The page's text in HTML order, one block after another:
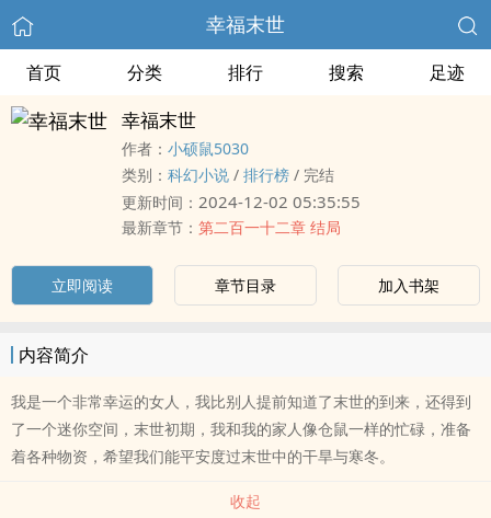
幸福末世
首页 分类 排行 搜索 足迹
幸福末世
作者： 小硕鼠5030
类别： 科幻小说 / 排行榜 / 完结
更新时间： 2024-12-02 05:35:55
最新章节： 第二百一十二章 结局
立即阅读 章节目录 加入书架
内容简介
我是一个非常幸运的女人，我比别人提前知道了末世的到来，还得到
了一个迷你空间，末世初期，我和我的家人像仓鼠一样的忙碌，准备
着各种物资，希望我们能平安度过末世中的干旱与寒冬。
收起